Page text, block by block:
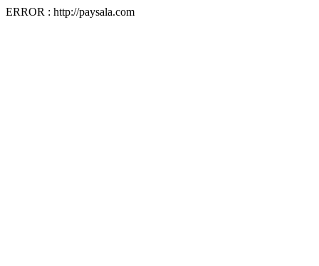
ERROR : http://paysala.com